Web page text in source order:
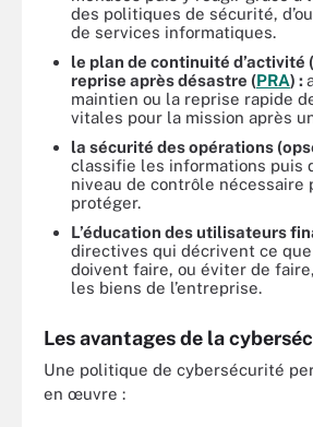
des politiques de sécurité,
de services informatiques.
le plan de continuité d’activité (
reprise après désastre (PRA) :
maintien ou la reprise rapide
vitales pour la mission après
la sécurité des opérations
classifie les informations puis
niveau de contrôle nécessaire
protéger.
L’éducation des utilisateurs
directives qui décrivent ce
doivent faire, ou éviter de
les biens de l’entreprise.
Les avantages de la
Une politique de cybersécurité
en œuvre :